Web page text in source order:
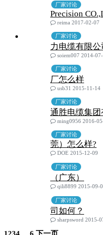
厂家讨论
Precision
reima 2017-02-07
厂家讨论
力电缆有限公
soiem007 2014-07-
厂家讨论
厂怎么样
usb31 2015-11-14
厂家讨论
通胜电缆集
ming0956 2016-
厂家讨论
莞）怎么样?
DOE 2015-12-09
厂家讨论
（广东）
qili8899 2015-09-
厂家讨论
司如何？
sharpsword 2015-07-